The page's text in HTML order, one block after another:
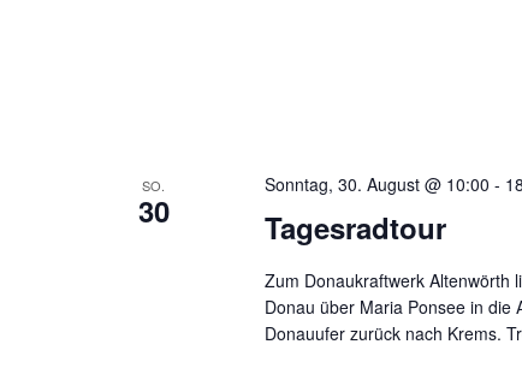
SO.
30
Sonntag, 30. August @ 10:00 -
Tagesradtour
Zum Donaukraftwerk Altenwörth
Donau über Maria Ponsee in die
Donauufer zurück nach Krems.